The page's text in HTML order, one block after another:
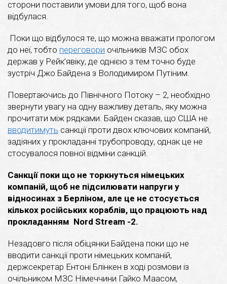
сторони поставили умови для того, щоб вона
відбулася.
Поки що відбулося те, що можна вважати прологом
до неї, тобто переговори очільників МЗС обох
держав у Рейк’явіку, де однією з тем точно буде
зустріч Джо Байдена з Володимиром Путіним.
Повертаючись до Північного Потоку – 2, необхідно
звернути увагу на одну важливу деталь, яку можна
прочитати між рядками. Байден сказав, що США не
вводитимуть санкції проти двох ключових компаній,
задіяних у прокладанні трубопроводу, однак це не
стосувалося повної відміни санкцій.
Санкції поки що не торкнуться німецьких
компаній, щоб не підсилювати напруги у
відносинах з Берліном, але це не стосується
кількох російських кораблів, що працюють над
прокладанням Nord Stream -2.
Незадовго після обіцянки Байдена поки що не
вводити санкції проти німецьких компаній,
держсекретар Ентоні Блінкен в ході розмови із
очільником МЗС Німеччини Гайко Маасом,